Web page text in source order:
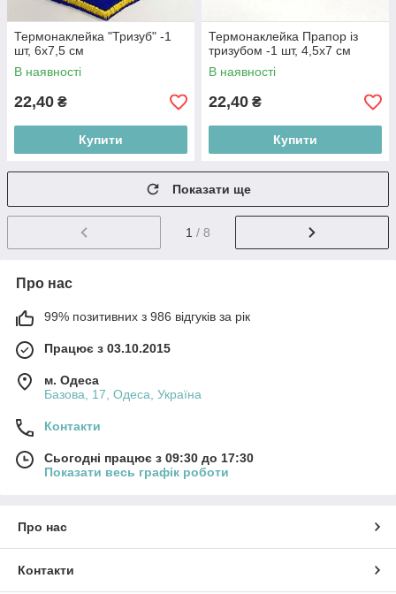
Термонаклейка "Тризуб" -1
шт, 6х7,5 см
В наявності
22,40 ₴
Купити
Термонаклейка Прапор із
тризубом -1 шт, 4,5х7 см
В наявності
22,40 ₴
Купити
Показати ще
1 / 8
Про нас
99% позитивних з 986 відгуків за рік
Працює з 03.10.2015
м. Одеса
Базова, 17, Одеса, Україна
Контакти
Сьогодні працює з 09:30 до 17:30
Показати весь графік роботи
Про нас
Контакти